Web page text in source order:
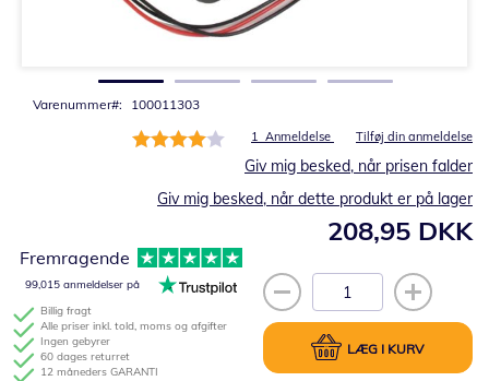
Varenummer 100011303
Bedømmelse:
1 Anmeldelse Tilføj din anmeldelse
208,95 DKK
Giv mig besked, når prisen falder
Giv mig besked, når dette produkt er på lager
LÆG I KURV
Billig fragt
Alle priser inkl. told, moms og afgifter
Ingen gebyrer
60 dages returret
12 måneders GARANTI
Fremragende
99,015 anmeldelser på
billedgalleriet